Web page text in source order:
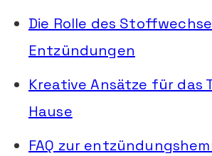
Die Rolle des
Entzündungen
Kreative Ansätze für das
Hause
FAQ zur